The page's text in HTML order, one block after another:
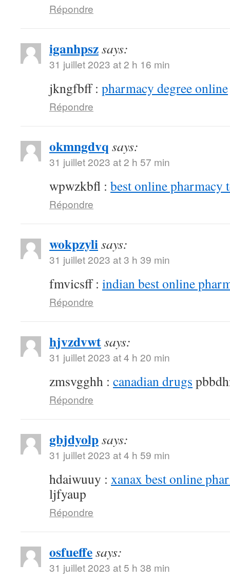
Répondre
iganhpszsays:
31 juillet 2023 at 2 h 16 min
jkngfbff : pharmacy degree online
Répondre
okmngdvq says:
31 juillet 2023 at 2 h 57 min
wpwzkbfl : best online pharmacy
Répondre
wokpzylisays:
31 juillet 2023 at 3 h 39 min
fmvicsff : indian best online
Répondre
hjvzdvwtsays:
31 juillet 2023 at 4 h 20 min
zmsvgghh : canadian drugs
Répondre
gbjdyolpsays:
31 juillet 2023 at 4 h 59 min
hdaiwuuy : xanax best online
ljfyaup
Répondre
osfueffesays:
31 juillet 2023 at 5 h 38 min